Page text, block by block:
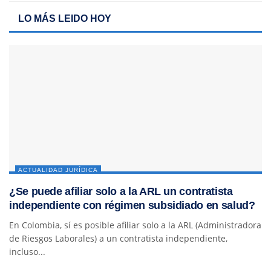
LO MÁS LEIDO HOY
ACTUALIDAD JURÍDICA
¿Se puede afiliar solo a la ARL un contratista
independiente con régimen subsidiado en salud?
En Colombia, sí es posible afiliar solo a la ARL (Administradora
de Riesgos Laborales) a un contratista independiente,
incluso...